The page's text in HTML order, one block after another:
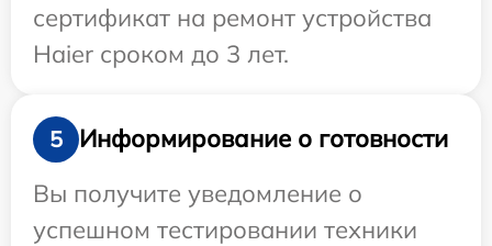
сертификат на ремонт устройства
Haier сроком до 3 лет.
5
Информирование о готовности
Вы получите уведомление о
успешном тестировании техники